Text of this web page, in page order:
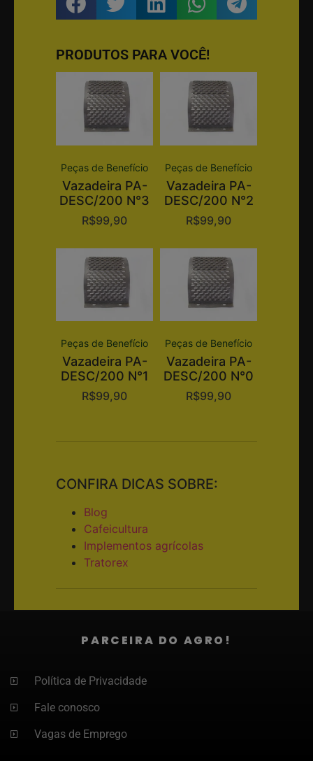
PRODUTOS PARA VOCÊ!
Peças de Benefício
Vazadeira PA-
DESC/200 N°3
R$99,90
Peças de Benefício
Vazadeira PA-
DESC/200 N°2
R$99,90
Peças de Benefício
Vazadeira PA-
DESC/200 N°1
R$99,90
Peças de Benefício
Vazadeira PA-
DESC/200 N°0
R$99,90
CONFIRA DICAS SOBRE:
Blog
Cafeicultura
Implementos agrícolas
Tratorex
PARCEIRA DO AGRO!
Política de Privacidade
Fale conosco
Vagas de Emprego